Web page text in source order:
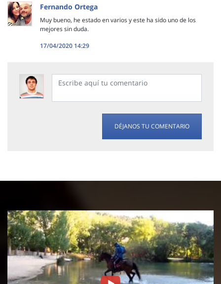
Fernando Ortega
Muy bueno, he estado en varios y este ha sido uno de los
mejores sin duda.
17/04/2020 14:29
DÉJANOS TU COMENTARIO